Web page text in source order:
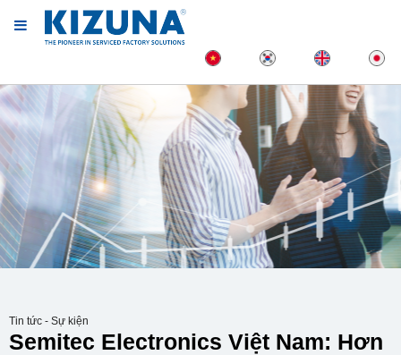
Tin tức - Sự kiện
Semitec Electronics Việt Nam: Hơn